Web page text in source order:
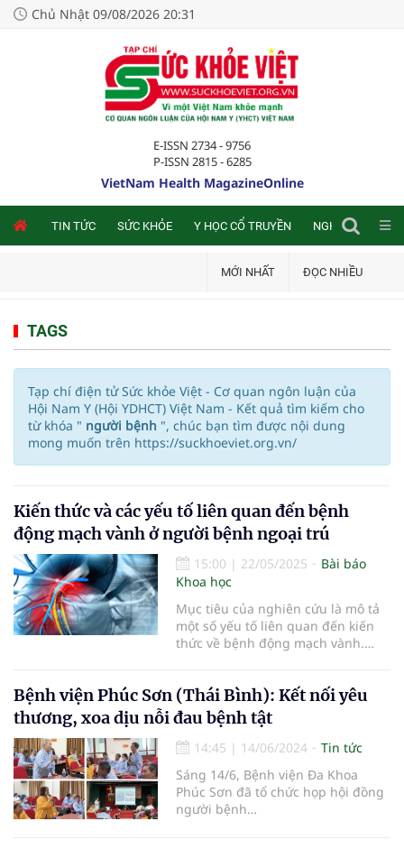
Chủ Nhật 09/08/2026 20:31
E-ISSN 2734 - 9756
P-ISSN 2815 - 6285
VietNam Health MagazineOnline
TIN TỨC SỨC KHỎE Y HỌC CỔ TRUYỀN NGHIÊN CỨU
MỚI NHẤT ĐỌC NHIỀU
TAGS
Tạp chí điện tử Sức khỏe Việt - Cơ quan ngôn luận của
Hội Nam Y (Hội YDHCT) Việt Nam - Kết quả tìm kiếm cho
từ khóa " người bệnh ", chúc bạn tìm được nội dung
mong muốn trên https://suckhoeviet.org.vn/
Kiến thức và các yếu tố liên quan đến bệnh
động mạch vành ở người bệnh ngoại trú
15:00 | 22/05/2025
Bài báo
Khoa học
Mục tiêu của nghiên cứu là mô tả
một số yếu tố liên quan đến kiến
thức về bệnh động mạch vành.
khoa tỉnh Trà Vinh năm 2024. Kết
quả nghiên cứu cho thấy có 76,6%
người bệnh có kiến thức trung
bình và 23,7% người bệnh có kiến
nào có kiến thức tốt; tỷ lệ người
bệnh trả lời đúng cho toàn bộ câu
hỏi là 45,04%.
Bệnh viện Phúc Sơn (Thái Bình): Kết nối yêu
thương, xoa dịu nỗi đau bệnh tật
14:45 | 14/06/2024
Tin tức
Sáng 14/6, Bệnh viện Đa Khoa
Phúc Sơn đã tổ chức họp hội đồng
người bệnh…